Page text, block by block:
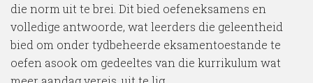
die norm uit te brei. Dit bied oefeneksamens en
volledige antwoorde, wat leerders die geleentheid
bied om onder tydbeheerde eksamentoestande te
oefen asook om gedeeltes van die kurrikulum wat